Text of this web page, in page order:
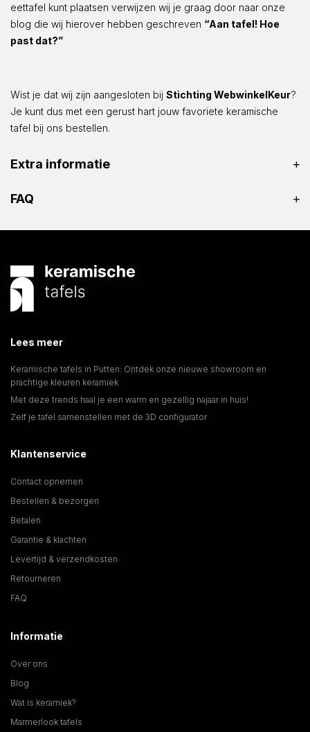
eettafel kunt plaatsen verwijzen wij je graag door naar onze
blog die wij hierover hebben geschreven “Aan tafel! Hoe
past dat?”
Wist je dat wij zijn aangesloten bij Stichting WebwinkelKeur?
Je kunt dus met een gerust hart jouw favoriete keramische
tafel bij ons bestellen.
Extra informatie
FAQ
Lees meer
Keramische tafels in Putten: Ontdek onze nieuwe showroom en
prachtige kleuren keramiek
Met deze trends haal je een warm en gezellig najaar in huis!
Zelf je tafel samenstellen met de 3D configurator
Klantenservice
Contact opnemen
Bestellen & bezorgen
Betalen
Garantie & klachten
Levertijd & verzendkosten
Retourneren
FAQ
Informatie
Over ons
Blog
Wat is keramiek?
Marmerlook tafels